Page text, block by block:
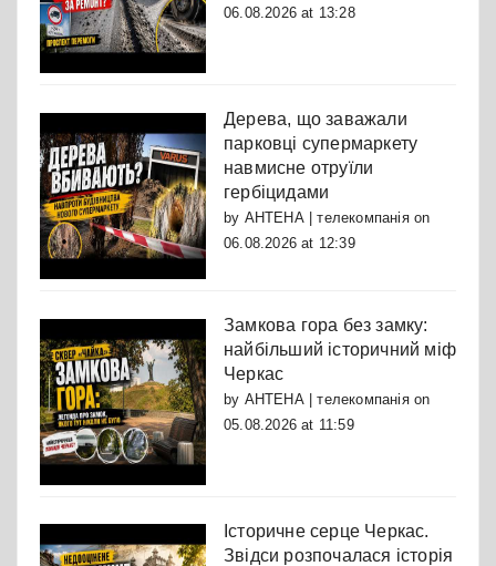
06.08.2026 at 13:28
Дерева, що заважали
парковці супермаркету
навмисне отруїли
гербіцидами
by АНТЕНА | телекомпаніяon
06.08.2026 at 12:39
Замкова гора без замку:
найбільший історичний міф
Черкас
by АНТЕНА | телекомпаніяon
05.08.2026 at 11:59
Історичне серце Черкас.
Звідси розпочалася історія